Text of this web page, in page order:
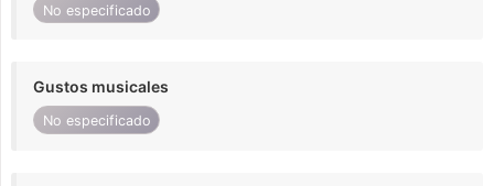
No especificado
Gustos musicales
No especificado